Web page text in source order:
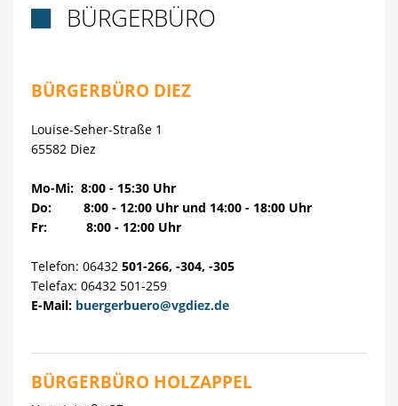
BÜRGERBÜRO
BÜRGERBÜRO DIEZ
Louise-Seher-Straße 1
65582 Diez
Mo-Mi: 8:00 - 15:30 Uhr
Do: 8:00 - 12:00 Uhr und 14:00 - 18:00 Uhr
Fr: 8:00 - 12:00 Uhr
Telefon: 06432 501-266, -304, -305
Telefax: 06432 501-259
E-Mail: buergerbuero@vgdiez.de
BÜRGERBÜRO HOLZAPPEL